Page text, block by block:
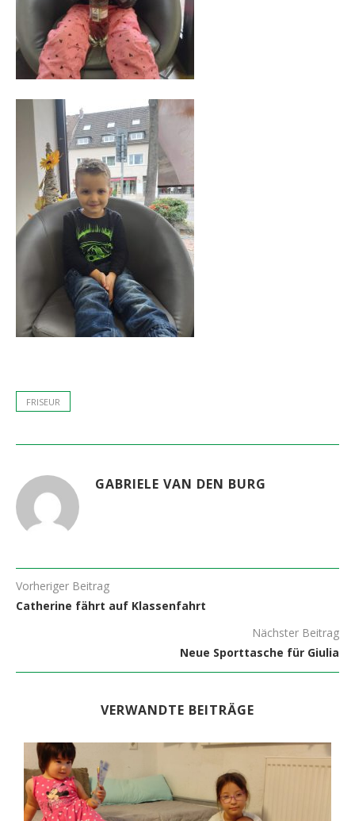
FRISEUR
GABRIELE VAN DEN BURG
Vorheriger Beitrag
Catherine fährt auf Klassenfahrt
Nächster Beitrag
Neue Sporttasche für Giulia
VERWANDTE BEITRÄGE